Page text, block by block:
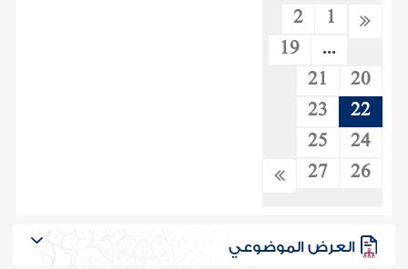
1
2
...
19
20
21
22
23
24
25
26
27
العرض الموضوعي